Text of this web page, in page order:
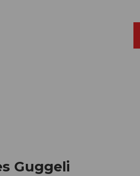
Guggeli